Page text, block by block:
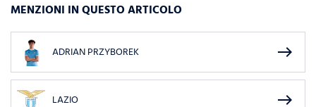
MENZIONI IN QUESTO ARTICOLO
ADRIAN PRZYBOREK east
LAZIO east